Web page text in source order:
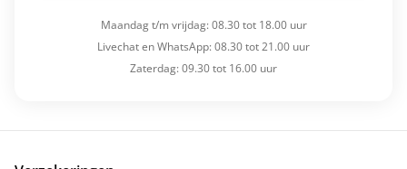
Maandag t/m vrijdag: 08.30 tot 18.00 uur
Livechat en WhatsApp: 08.30 tot 21.00 uur
Zaterdag: 09.30 tot 16.00 uur